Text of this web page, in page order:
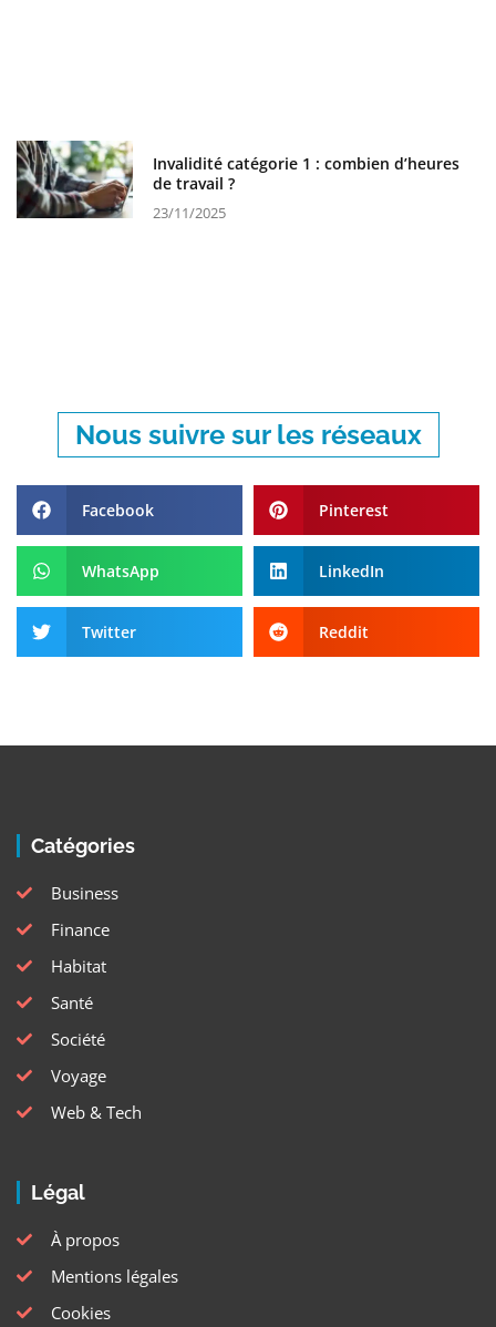
Invalidité catégorie 1 : combien d’heures
de travail ?
23/11/2025
Nous suivre sur les réseaux
Facebook Pinterest
WhatsApp LinkedIn
Twitter Reddit
Catégories
Business
Finance
Habitat
Santé
Société
Voyage
Web & Tech
Légal
À propos
Mentions légales
Cookies